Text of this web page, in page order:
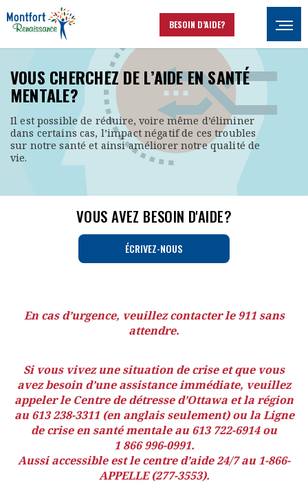
Aller au contenu principal
BESOIN D’AIDE?
VOUS CHERCHEZ DE L’AIDE EN SANTÉ
MENTALE?
Il est possible de réduire, voire même d’éliminer
dans certains cas, l’impact négatif de ces troubles
sur notre santé et ainsi améliorer notre qualité de
vie.
VOUS AVEZ BESOIN D'AIDE?
ÉCRIVEZ-NOUS
En cas d’urgence, veuillez contacter le 911 sans
attendre.
Si vous vivez une situation de crise et que vous
avez besoin d’une assistance immédiate, veuillez
appeler le Centre de détresse d’Ottawa et la région
au 613 238-3311 (en anglais seulement) ou la Ligne
de crise en santé mentale au 613 722-6914 ou
1 866 996-0991.
Aussi accessible est le centre d’aide 24/7 au 1-866-
APPELLE (277-3553).